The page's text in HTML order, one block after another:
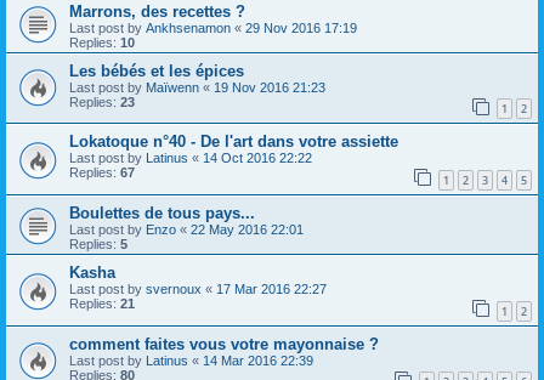
Marrons, des recettes ?
Last post by Ankhsenamon « 29 Nov 2016 17:19
Replies: 10
Les bébés et les épices
Last post by Maïwenn « 19 Nov 2016 21:23
Replies: 23 1 2
Lokatoque n°40 - De l'art dans votre assiette
Last post by Latinus « 14 Oct 2016 22:22
Replies: 67 1 2 3 4 5
Boulettes de tous pays...
Last post by Enzo « 22 May 2016 22:01
Replies: 5
Kasha
Last post by svernoux « 17 Mar 2016 22:27
Replies: 21 1 2
comment faites vous votre mayonnaise ?
Last post by Latinus « 14 Mar 2016 22:39
Replies: 80